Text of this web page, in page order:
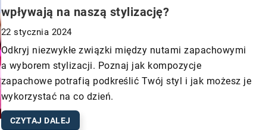
wpływają na naszą stylizację?
22 stycznia 2024
Odkryj niezwykłe związki między nutami zapachowymi
a wyborem stylizacji. Poznaj jak kompozycje
zapachowe potrafią podkreślić Twój styl i jak możesz je
wykorzystać na co dzień.
CZYTAJ DALEJ